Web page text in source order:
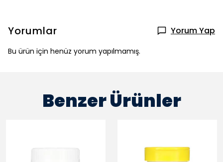
Yorumlar Yorum Yap
Bu ürün için henüz yorum yapılmamış.
Benzer Ürünler